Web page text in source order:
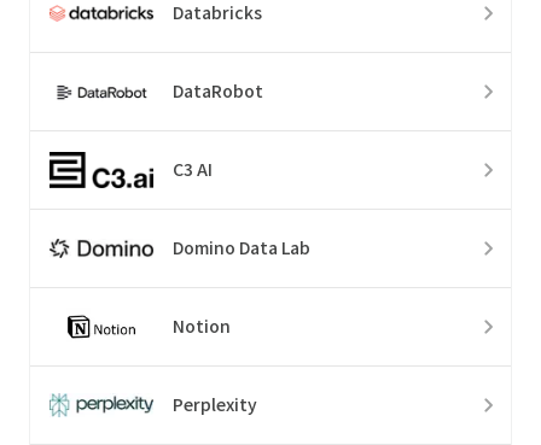
Databricks
DataRobot
C3 AI
Domino Data Lab
Notion
Perplexity